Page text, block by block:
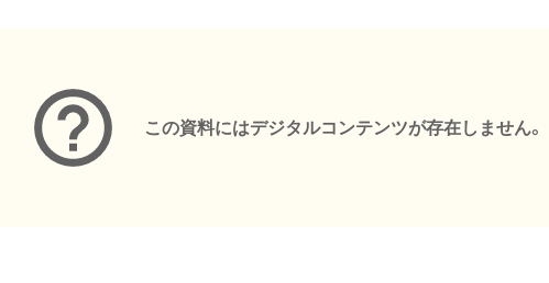
この資料にはデジタルコンテンツが存在しません。